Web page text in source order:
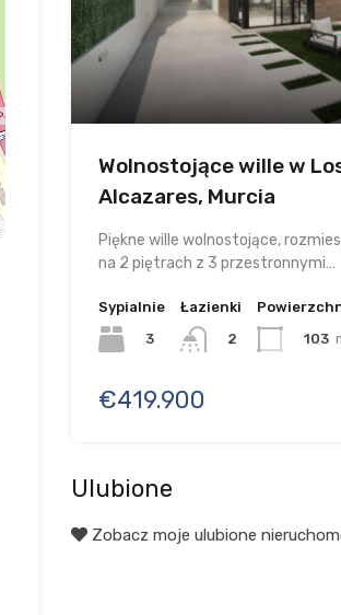
Wolnostojące wille w
Alcazares, Murcia
Piękne wille wolnostojące,
na 2 piętrach z 3 przestronnymi…
Sypialnie
3
Łazienki
2
103
€419.900
Ulubione
Zobacz moje ulubione